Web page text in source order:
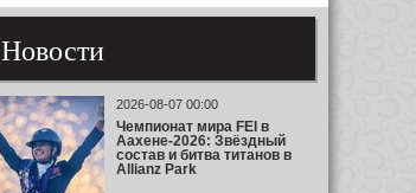
Новости
2026-08-07 00:00
Чемпионат мира FEI в
Аахене-2026: Звёздный
состав и битва титанов в
Allianz Park